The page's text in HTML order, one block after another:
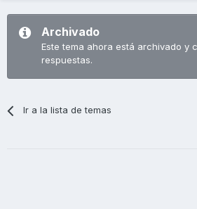
Archivado
Este tema ahora está archivado y
respuestas.
Ir a la lista de temas